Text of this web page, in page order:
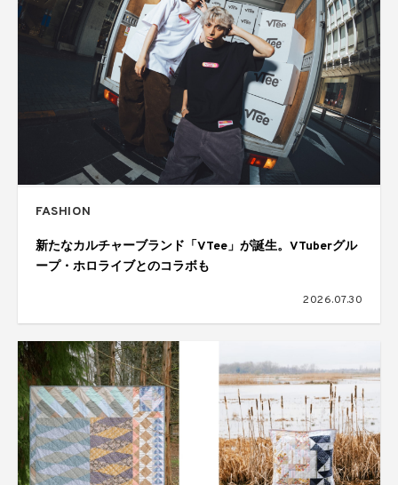
FASHION
新たなカルチャーブランド「VTee」が誕生。VTuberグル
ープ・ホロライブとのコラボも
2026.07.30